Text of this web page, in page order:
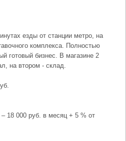
езды от станции метро, на
комплекса. Полностью
готовый бизнес. В магазине 2
на втором - склад.
18 000 руб. в месяц + 5 % от